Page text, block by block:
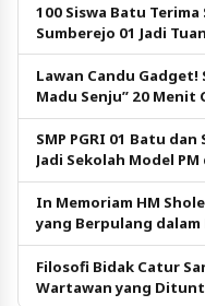
100 Siswa Batu Terima
Sumberejo 01 Jadi
Pendidikan Gratis
Lawan Candu Gadget!
Madu Senju” 20 Menit
SMP PGRI 01 Batu dan
Jadi Sekolah Model
In Memoriam HM
yang Berpulang
Filosofi Bidak Catur
Wartawan yang